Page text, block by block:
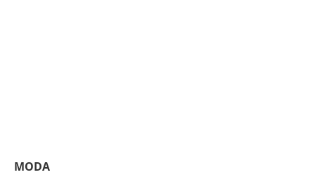
MODA